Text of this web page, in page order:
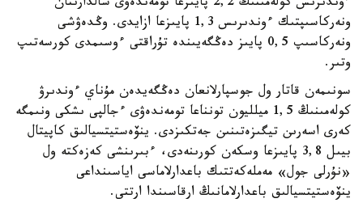
ءوندىرىس كولەمىنىڭ 2,2 پايىزعا تومەندەۋى سالدارىنان
ونەركاسىپتىك ءوندىرىس 1,3 پايىزعا ازايدى. وڭدەۋشى
ونەركاسىپ 0,5 پايىز دەڭگەيىندە تۇراقتى ءوسىمدى كورسەتىپ
وتىر.
سونىمەن قاتار ول جوسپارلانعان دەڭگەيدەن مۇناي ءوندىرۋ
كولەمىنىڭ 1,5 ميلليون تونناعا تومەندەۋى ءجالپى ىشكى ونىمگە
كەرى اسەرىن تيگىزەتىنىن جەتكىزدى. ينۆەستيتسيالىق كاپيتال
بيىل 3,8 پايىزعا وسكەن كورىنەدى، ءبىرىنشى كەزەكتە ول
«نۇرلى جول» مەملەكەتتىك باعدارلاماسى اياسىنداعى
ينۆەستيتسيالىق باعدارلامانىڭ ارقاسىندا ارتتى.